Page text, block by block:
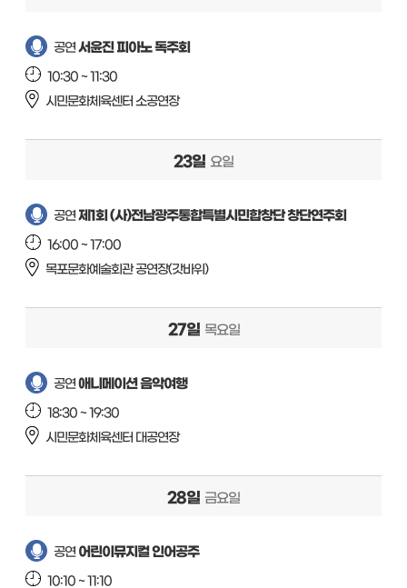
공연 서윤진 피아노 독주회
10:30 ~ 11:30
시민문화체육센터 소공연장
23일 요일
공연 제1회 (사)전남광주통합특별시민합창단 창단연주회
16:00 ~ 17:00
목포문화예술회관 공연장(갓바위)
27일 목요일
공연 애니메이션 음악여행
18:30 ~ 19:30
시민문화체육센터 대공연장
28일 금요일
공연 어린이뮤지컬 인어공주
10:10 ~ 11:10